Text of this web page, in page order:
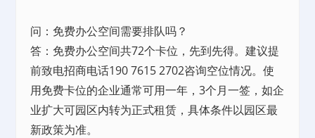
问：免费办公空间需要排队吗？
答：免费办公空间共72个卡位，先到先得。建议提
前致电招商电话190 7615 2702咨询空位情况。使
用免费卡位的企业通常可用一年，3个月一签，如企
业扩大可园区内转为正式租赁，具体条件以园区最
新政策为准。